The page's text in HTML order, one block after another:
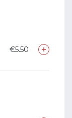
€5.50